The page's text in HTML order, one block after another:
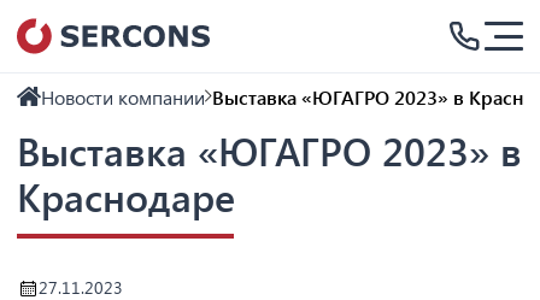
Новости компании Выставка «ЮГАГРО 2023» в
Выставка «ЮГАГРО 2023» в
Краснодаре
27.11.2023